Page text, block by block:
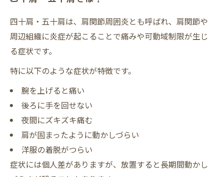
松井長生療院
四十肩・五十肩は、肩関節周囲炎とも呼ばれ、肩関節や
周辺組織に炎症が起こることで痛みや可動域制限が生じ
る症状です。
特に以下のような症状が特徴です。
腕を上げると痛い
後ろに手を回せない
夜間にズキズキ痛む
肩が固まったように動かしづらい
洋服の着脱がつらい
症状には個人差がありますが、放置すると長期間動かし